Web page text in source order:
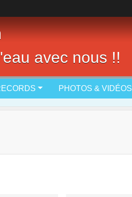
avec nous !!
PHOTOS & VIDÉOS